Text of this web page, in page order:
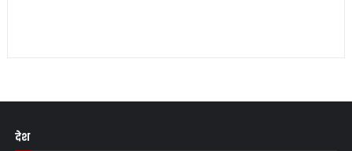
देश